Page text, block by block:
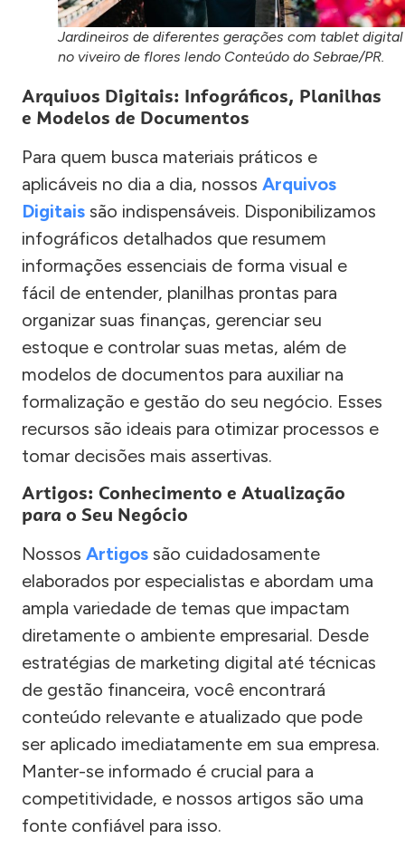
Jardineiros de diferentes gerações com tablet digital
no viveiro de flores lendo Conteúdo do Sebrae/PR.
Arquivos Digitais: Infográficos, Planilhas
e Modelos de Documentos
Para quem busca materiais práticos e
aplicáveis no dia a dia, nossos Arquivos
Digitais são indispensáveis. Disponibilizamos
infográficos detalhados que resumem
informações essenciais de forma visual e
fácil de entender, planilhas prontas para
organizar suas finanças, gerenciar seu
estoque e controlar suas metas, além de
modelos de documentos para auxiliar na
formalização e gestão do seu negócio. Esses
recursos são ideais para otimizar processos e
tomar decisões mais assertivas.
Artigos: Conhecimento e Atualização
para o Seu Negócio
Nossos Artigos são cuidadosamente
elaborados por especialistas e abordam uma
ampla variedade de temas que impactam
diretamente o ambiente empresarial. Desde
estratégias de marketing digital até técnicas
de gestão financeira, você encontrará
conteúdo relevante e atualizado que pode
ser aplicado imediatamente em sua empresa.
Manter-se informado é crucial para a
competitividade, e nossos artigos são uma
fonte confiável para isso.